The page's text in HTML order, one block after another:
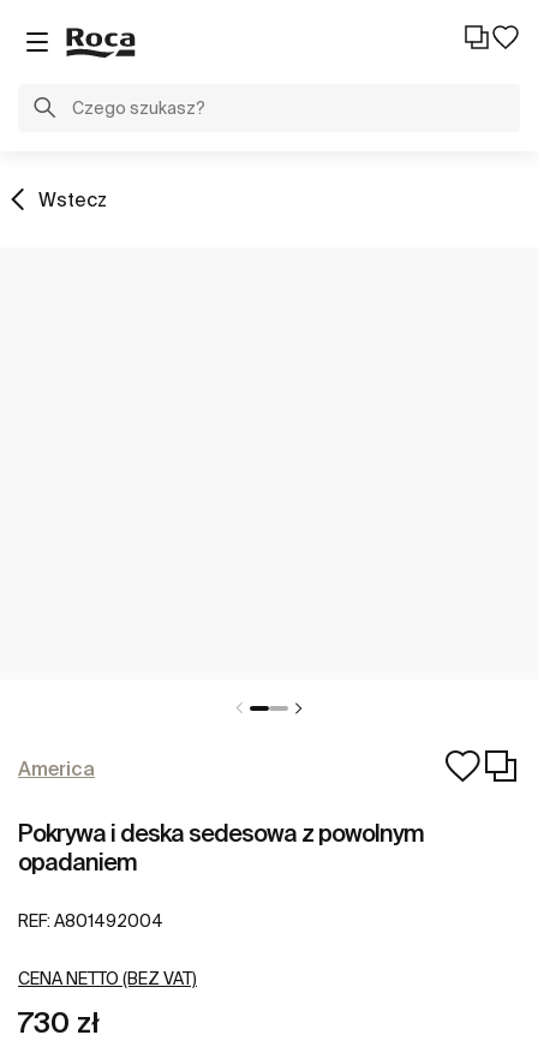
Wstecz
America
Pokrywa i deska sedesowa z powolnym
opadaniem
REF: A801492004
CENA NETTO (BEZ VAT)
730 zł